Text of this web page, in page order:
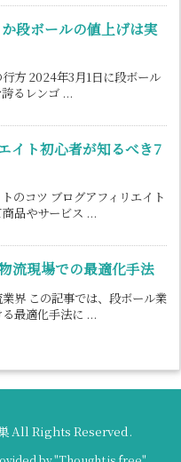
か段ボールの値上げは実
方 2024年3月1日に段ボール
るレンゴ ...
イト初心者が知るべき7
のコツ ブログアフィリエイト
品やサービス ...
流現場での最適化手法
界 この記事では、段ボール業
最適化手法に ...
All Rights Reserved.